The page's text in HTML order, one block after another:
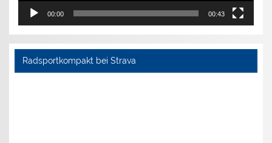
00:00 00:43
Radsportkompakt bei Strava